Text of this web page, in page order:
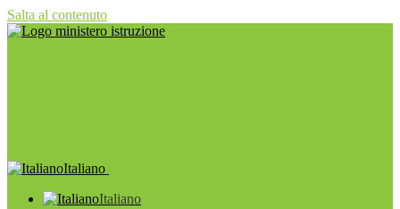
Salta al contenuto
Italiano
Italiano